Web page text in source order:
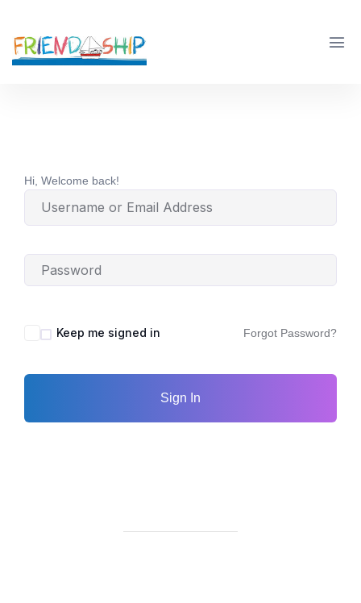
Hi, Welcome back!
Keep me signed in Forgot Password?
Sign In